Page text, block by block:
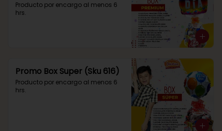
Producto por encargo al menos 6
hrs.
Promo Box Super (Sku 616)
Producto por encargo al menos 6
hrs.